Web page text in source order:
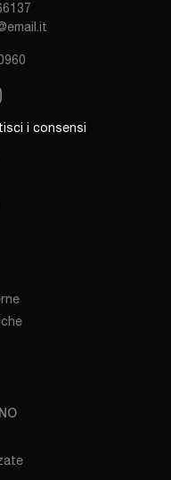
i consensi